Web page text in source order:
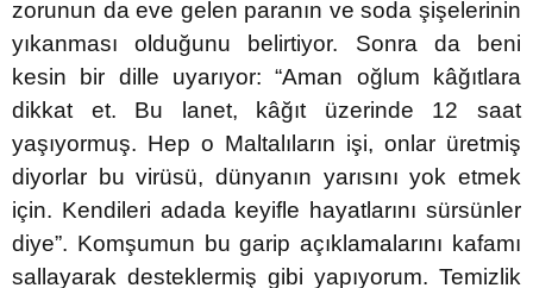
zorunun da eve gelen paranın ve soda şişelerinin
yıkanması olduğunu belirtiyor. Sonra da beni
kesin bir dille uyarıyor: “Aman oğlum kâğıtlara
dikkat et. Bu lanet, kâğıt üzerinde 12 saat
yaşıyormuş. Hep o Maltalıların işi, onlar üretmiş
diyorlar bu virüsü, dünyanın yarısını yok etmek
için. Kendileri adada keyifle hayatlarını sürsünler
diye”. Komşumun bu garip açıklamalarını kafamı
sallayarak desteklermiş gibi yapıyorum. Temizlik